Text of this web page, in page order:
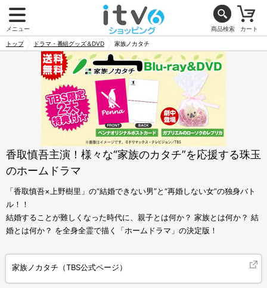
メニュー 商品検索 カート
トップ ドラマ・番組グッズ＆DVD 家族ノカタチ
香取慎吾主演！様々な“家族のカタチ”を応援する珠玉
のホームドラマ
「香取慎吾×上野樹里」の“結婚できない男”と“再婚しない女”の独身バト
ル！！
結婚することが難しくなった時代に、親子とは何か？ 家族とは何か？ 結
婚とは何か？ を全身全霊で描く「ホームドラマ」の決定版！
家族ノカタチ（TBS公式ページ）